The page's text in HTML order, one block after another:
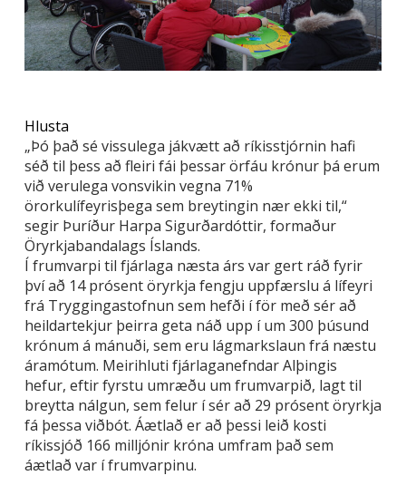
Hlusta
„Þó það sé vissulega jákvætt að ríkisstjórnin hafi
séð til þess að fleiri fái þessar örfáu krónur þá erum
við verulega vonsvikin vegna 71%
örorkulífeyrisþega sem breytingin nær ekki til,“
segir Þuríður Harpa Sigurðardóttir, formaður
Öryrkjabandalags Íslands.
Í frumvarpi til fjárlaga næsta árs var gert ráð fyrir
því að 14 prósent öryrkja fengju uppfærslu á lífeyri
frá Tryggingastofnun sem hefði í för með sér að
heildartekjur þeirra geta náð upp í um 300 þúsund
krónum á mánuði, sem eru lágmarkslaun frá næstu
áramótum. Meirihluti fjárlaganefndar Alþingis
hefur, eftir fyrstu umræðu um frumvarpið, lagt til
breytta nálgun, sem felur í sér að 29 prósent öryrkja
fá þessa viðbót. Áætlað er að þessi leið kosti
ríkissjóð 166 milljónir króna umfram það sem
áætlað var í frumvarpinu.